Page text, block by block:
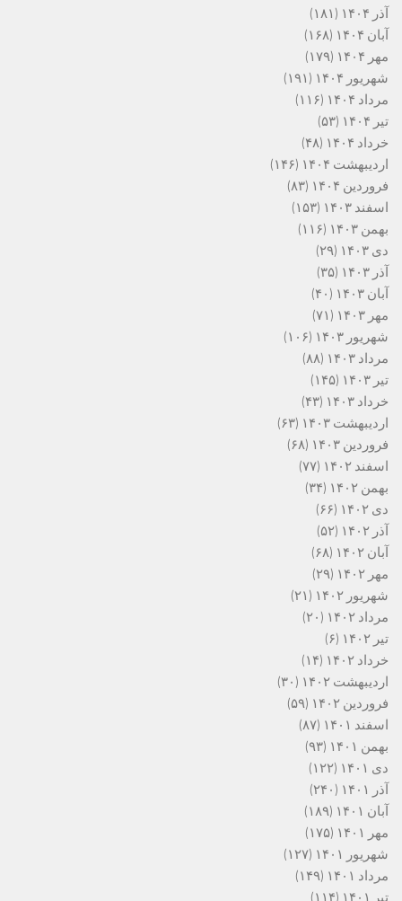
آذر ۱۴۰۴
(۱۸۱)
آبان ۱۴۰۴
(۱۶۸)
مهر ۱۴۰۴
(۱۷۹)
شهریور ۱۴۰۴
(۱۹۱)
مرداد ۱۴۰۴
(۱۱۶)
تیر ۱۴۰۴
(۵۳)
خرداد ۱۴۰۴
(۴۸)
اردیبهشت ۱۴۰۴
(۱۴۶)
فروردین ۱۴۰۴
(۸۳)
اسفند ۱۴۰۳
(۱۵۳)
بهمن ۱۴۰۳
(۱۱۶)
دی ۱۴۰۳
(۲۹)
آذر ۱۴۰۳
(۳۵)
آبان ۱۴۰۳
(۴۰)
مهر ۱۴۰۳
(۷۱)
شهریور ۱۴۰۳
(۱۰۶)
مرداد ۱۴۰۳
(۸۸)
تیر ۱۴۰۳
(۱۴۵)
خرداد ۱۴۰۳
(۴۳)
اردیبهشت ۱۴۰۳
(۶۳)
فروردین ۱۴۰۳
(۶۸)
اسفند ۱۴۰۲
(۷۷)
بهمن ۱۴۰۲
(۳۴)
دی ۱۴۰۲
(۶۶)
آذر ۱۴۰۲
(۵۲)
آبان ۱۴۰۲
(۶۸)
مهر ۱۴۰۲
(۲۹)
شهریور ۱۴۰۲
(۲۱)
مرداد ۱۴۰۲
(۲۰)
تیر ۱۴۰۲
(۶)
خرداد ۱۴۰۲
(۱۴)
اردیبهشت ۱۴۰۲
(۳۰)
فروردین ۱۴۰۲
(۵۹)
اسفند ۱۴۰۱
(۸۷)
بهمن ۱۴۰۱
(۹۳)
دی ۱۴۰۱
(۱۲۲)
آذر ۱۴۰۱
(۲۴۰)
آبان ۱۴۰۱
(۱۸۹)
مهر ۱۴۰۱
(۱۷۵)
شهریور ۱۴۰۱
(۱۲۷)
مرداد ۱۴۰۱
(۱۴۹)
تیر ۱۴۰۱
(۱۱۴)